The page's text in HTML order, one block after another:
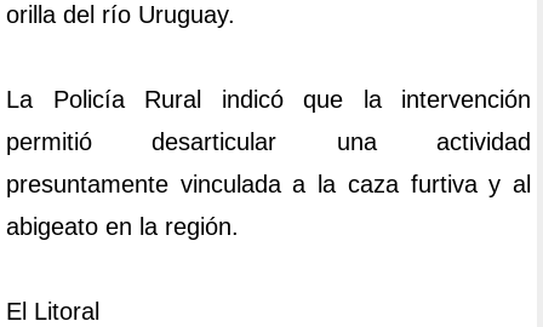
orilla del río Uruguay.
La Policía Rural indicó que la intervención
permitió desarticular una actividad
presuntamente vinculada a la caza furtiva y al
abigeato en la región.
El Litoral